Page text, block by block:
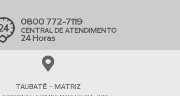
0800 772-7119
CENTRAL DE ATENDIMENTO
24 Horas
TAUBATÉ - MATRIZ